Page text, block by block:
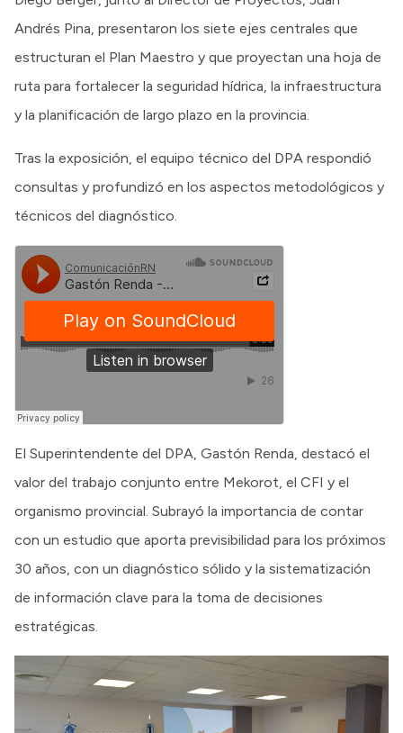
Andrés Pina, presentaron los siete ejes centrales que
estructuran el Plan Maestro y que proyectan una hoja de
ruta para fortalecer la seguridad hídrica, la infraestructura
y la planificación de largo plazo en la provincia.
Tras la exposición, el equipo técnico del DPA respondió
consultas y profundizó en los aspectos metodológicos y
técnicos del diagnóstico.
El Superintendente del DPA, Gastón Renda, destacó el
valor del trabajo conjunto entre Mekorot, el CFI y el
organismo provincial. Subrayó la importancia de contar
con un estudio que aporta previsibilidad para los próximos
30 años, con un diagnóstico sólido y la sistematización
de información clave para la toma de decisiones
estratégicas.